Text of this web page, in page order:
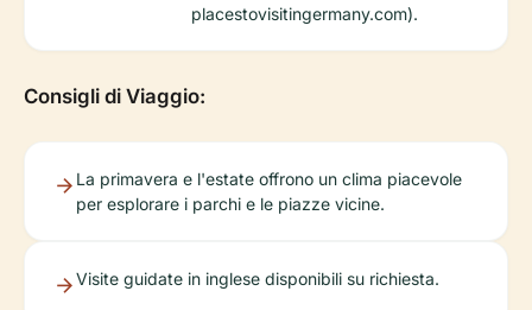
placestovisitingermany.com).
Consigli di Viaggio:
La primavera e l'estate offrono un clima piacevole
per esplorare i parchi e le piazze vicine.
Visite guidate in inglese disponibili su richiesta.